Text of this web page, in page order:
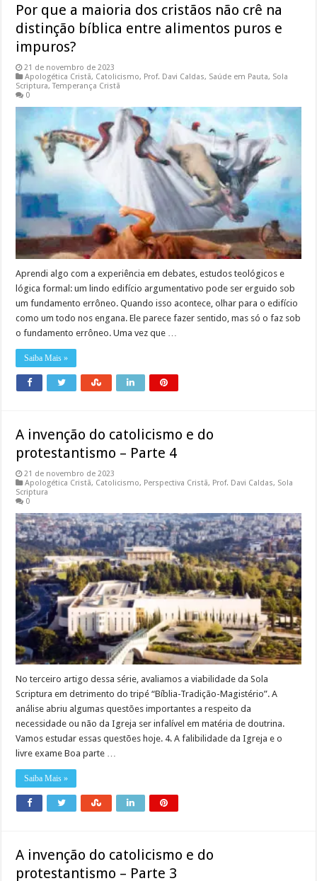
Por que a maioria dos cristãos não crê na
distinção bíblica entre alimentos puros e
impuros?
21 de novembro de 2023
Apologética Cristã, Catolicismo, Prof. Davi Caldas, Saúde em Pauta, Sola
Scriptura,Temperança Cristã
0
Aprendi algo com a experiência em debates, estudos teológicos e
lógica formal: um lindo edifício argumentativo pode ser erguido sob
um fundamento errôneo. Quando isso acontece, olhar para o edifício
como um todo nos engana. Ele parece fazer sentido, mas só o faz sob
o fundamento errôneo. Uma vez que …
Saiba Mais »
A invenção do catolicismo e do
protestantismo – Parte 4
21 de novembro de 2023
Apologética Cristã, Catolicismo, Perspectiva Cristã, Prof. Davi Caldas, Sola
Scriptura
0
No terceiro artigo dessa série, avaliamos a viabilidade da Sola
Scriptura em detrimento do tripé “Bíblia-Tradição-Magistério”. A
análise abriu algumas questões importantes a respeito da
necessidade ou não da Igreja ser infalível em matéria de doutrina.
Vamos estudar essas questões hoje. 4. A falibilidade da Igreja e o
livre exame Boa parte …
Saiba Mais »
A invenção do catolicismo e do
protestantismo – Parte 3